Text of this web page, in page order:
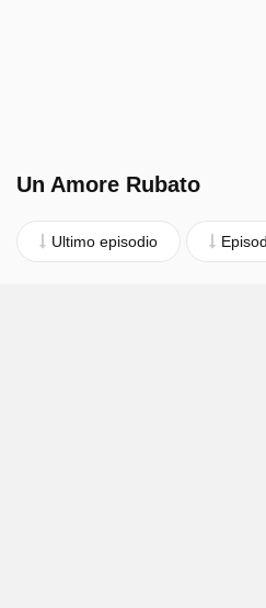
Un Amore Rubato
Ultimo episodio